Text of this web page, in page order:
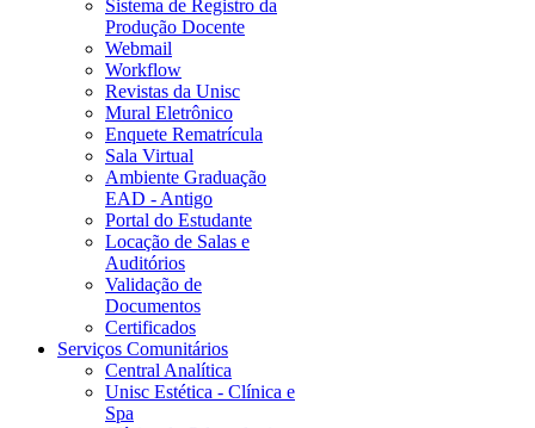
Sistema de Registro da
Produção Docente
Webmail
Workflow
Revistas da Unisc
Mural Eletrônico
Enquete Rematrícula
Sala Virtual
Ambiente Graduação
EAD - Antigo
Portal do Estudante
Locação de Salas e
Auditórios
Validação de
Documentos
Certificados
Serviços Comunitários
Central Analítica
Unisc Estética - Clínica e
Spa